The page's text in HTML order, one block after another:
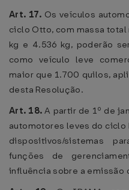
Art. 17. Os veículos
ciclo Otto, com massa
kg e 4.536 kg, poderão
como veículo leve
maior que 1.700 quilos,
desta Resolução.
Art. 18.A partir de 1º de
automotores leves do
dispositivos/sistemas
funções de
influência sobre a emissão